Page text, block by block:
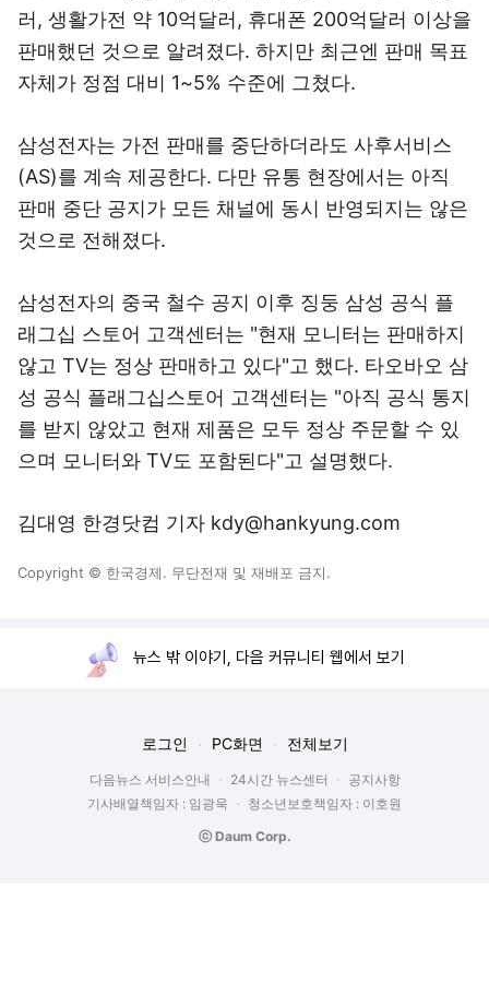
러, 생활가전 약 10억달러, 휴대폰 200억달러 이상을
판매했던 것으로 알려졌다. 하지만 최근엔 판매 목표
자체가 정점 대비 1~5% 수준에 그쳤다.
삼성전자는 가전 판매를 중단하더라도 사후서비스
(AS)를 계속 제공한다. 다만 유통 현장에서는 아직
판매 중단 공지가 모든 채널에 동시 반영되지는 않은
것으로 전해졌다.
삼성전자의 중국 철수 공지 이후 징둥 삼성 공식 플
래그십 스토어 고객센터는 "현재 모니터는 판매하지
않고 TV는 정상 판매하고 있다"고 했다. 타오바오 삼
성 공식 플래그십스토어 고객센터는 "아직 공식 통지
를 받지 않았고 현재 제품은 모두 정상 주문할 수 있
으며 모니터와 TV도 포함된다"고 설명했다.
김대영 한경닷컴 기자 kdy@hankyung.com
Copyright © 한국경제. 무단전재 및 재배포 금지.
뉴스 밖 이야기, 다음 커뮤니티 웹에서 보기
로그인 PC화면 전체보기
다음뉴스 서비스안내 24시간 뉴스센터
공지사항
기사배열책임자 : 임광욱
청소년보호책임자 : 이호원
ⓒ Daum Corp.